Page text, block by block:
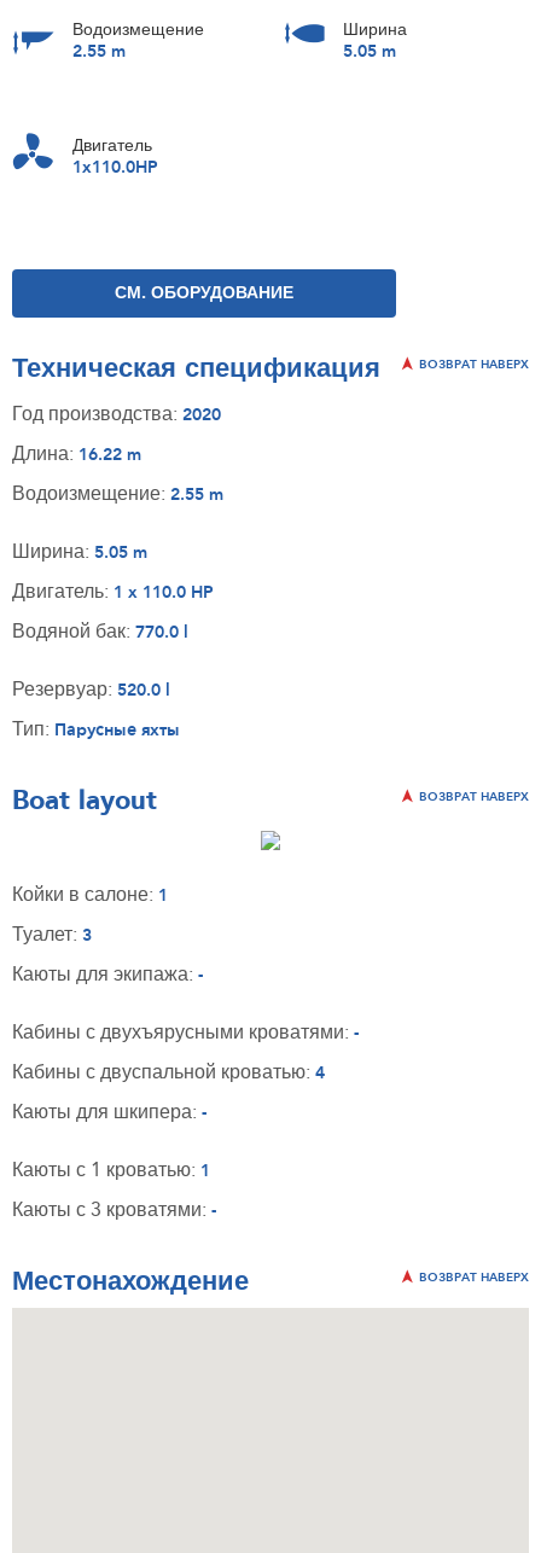
Водоизмещение
2.55 m
Ширина
5.05 m
Двигатель
1x110.0HP
СМ. ОБОРУДОВАНИЕ
Техническая спецификация ВОЗВРАТ НАВЕРХ
Год производства: 2020
Длина: 16.22 m
Водоизмещение: 2.55 m
Ширина: 5.05 m
Двигатель: 1 x 110.0 HP
Водяной бак: 770.0 l
Резервуар: 520.0 l
Тип: Парусные яхты
Boat layout ВОЗВРАТ НАВЕРХ
Койки в салоне: 1
Туалет: 3
Каюты для экипажа: -
Кабины с двухъярусными кроватями: -
Кабины с двуспальной кроватью: 4
Каюты для шкипера: -
Каюты с 1 кроватью: 1
Каюты с 3 кроватями: -
Местонахождение ВОЗВРАТ НАВЕРХ